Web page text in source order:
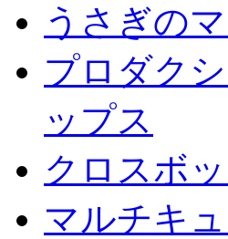
うさぎの
プロダク
ップス
クロスボ
マルチキ